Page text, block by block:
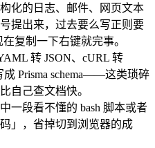
化的日志、邮件、网页文本
提出来，过去要么写正则要
复制一下右键就完事。
转 JSON、cURL 转
成 Prisma schema——这类琐碎
自己查文档快。
一段看不懂的 bash 脚本或者
」，省掉切到浏览器的成